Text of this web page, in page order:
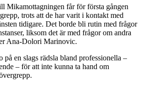
Mikamottagningen får för första gången
trots att de har varit i kontakt med
tidigare. Det borde bli rutin med frågor
liksom det är med frågor om andra
Ana-Dolori Marinovic.
på en slags rädsla bland professionella –
– för att inte kunna ta hand om